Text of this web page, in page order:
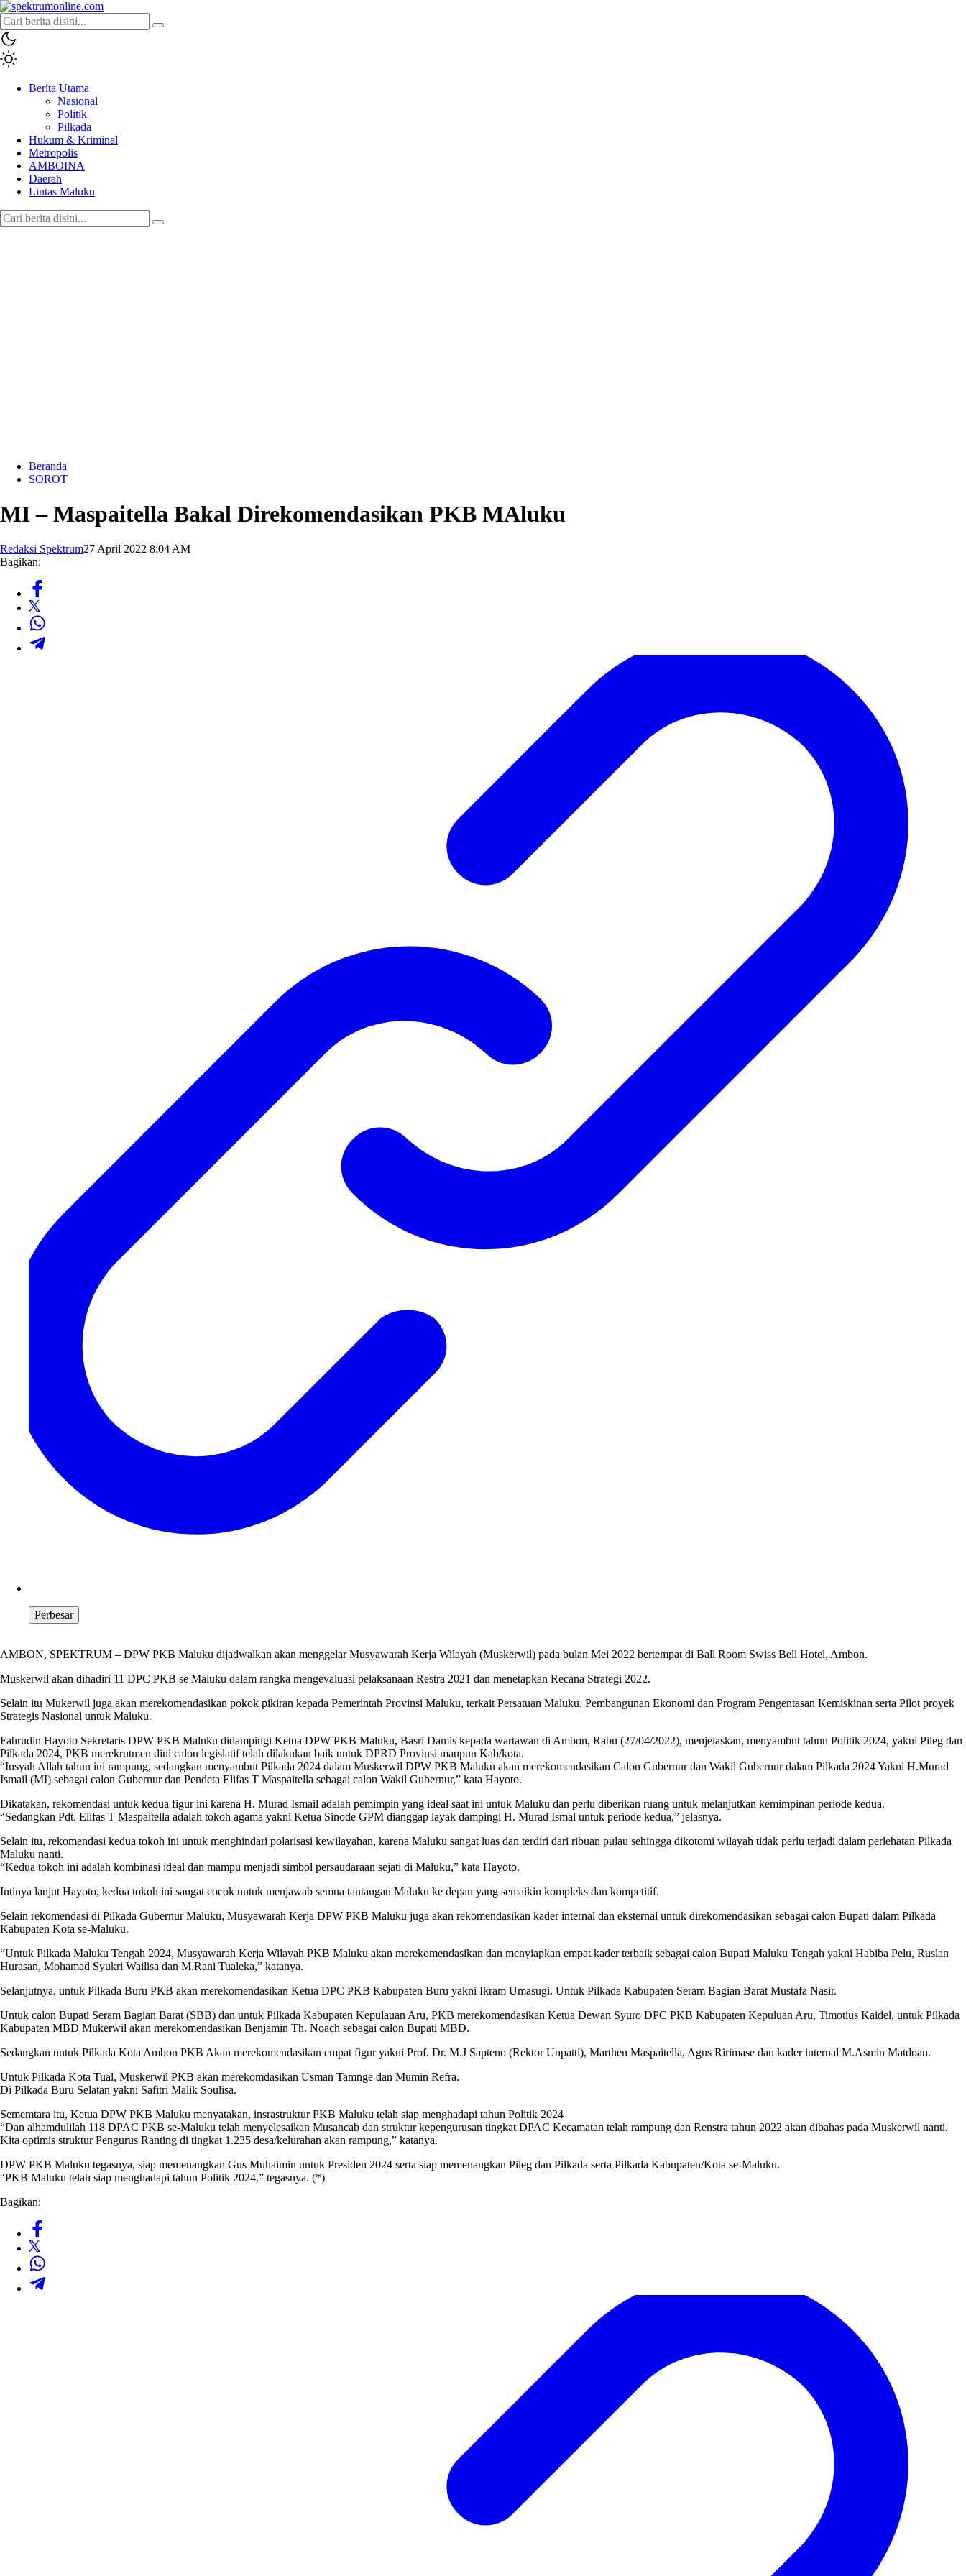
spektrumonline.com
Berita Utama
Nasional
Politik
Pilkada
Hukum & Kriminal
Metropolis
AMBOINA
Daerah
Lintas Maluku
Beranda
SOROT
MI – Maspaitella Bakal Direkomendasikan PKB MAluku
Redaksi Spektrum27 April 2022 8:04 AM
Bagikan:
Perbesar
AMBON, SPEKTRUM – DPW PKB Maluku dijadwalkan akan menggelar Musyawarah Kerja Wilayah (Muskerwil) pada bulan Mei 2022 bertempat di Ball Room Swiss Bell Hotel, Ambon.
Muskerwil akan dihadiri 11 DPC PKB se Maluku dalam rangka mengevaluasi pelaksanaan Restra 2021 dan menetapkan Recana Strategi 2022.
Selain itu Mukerwil juga akan merekomendasikan pokok pikiran kepada Pemerintah Provinsi Maluku, terkait Persatuan Maluku, Pembangunan Ekonomi dan Program Pengentasan Kemiskinan serta Pilot proyek
Strategis Nasional untuk Maluku.
Fahrudin Hayoto Sekretaris DPW PKB Maluku didampingi Ketua DPW PKB Maluku, Basri Damis kepada wartawan di Ambon, Rabu (27/04/2022), menjelaskan, menyambut tahun Politik 2024, yakni Pileg dan
Pilkada 2024, PKB merekrutmen dini calon legislatif telah dilakukan baik untuk DPRD Provinsi maupun Kab/kota.
“Insyah Allah tahun ini rampung, sedangkan menyambut Pilkada 2024 dalam Muskerwil DPW PKB Maluku akan merekomendasikan Calon Gubernur dan Wakil Gubernur dalam Pilkada 2024 Yakni H.Murad
Ismail (MI) sebagai calon Gubernur dan Pendeta Elifas T Maspaitella sebagai calon Wakil Gubernur,” kata Hayoto.
Dikatakan, rekomendasi untuk kedua figur ini karena H. Murad Ismail adalah pemimpin yang ideal saat ini untuk Maluku dan perlu diberikan ruang untuk melanjutkan kemimpinan periode kedua.
“Sedangkan Pdt. Elifas T Maspaitella adalah tokoh agama yakni Ketua Sinode GPM dianggap layak dampingi H. Murad Ismal untuk periode kedua,” jelasnya.
Selain itu, rekomendasi kedua tokoh ini untuk menghindari polarisasi kewilayahan, karena Maluku sangat luas dan terdiri dari ribuan pulau sehingga dikotomi wilayah tidak perlu terjadi dalam perlehatan Pilkada
Maluku nanti.
“Kedua tokoh ini adalah kombinasi ideal dan mampu menjadi simbol persaudaraan sejati di Maluku,” kata Hayoto.
Intinya lanjut Hayoto, kedua tokoh ini sangat cocok untuk menjawab semua tantangan Maluku ke depan yang semaikin kompleks dan kompetitif.
Selain rekomendasi di Pilkada Gubernur Maluku, Musyawarah Kerja DPW PKB Maluku juga akan rekomendasikan kader internal dan eksternal untuk direkomendasikan sebagai calon Bupati dalam Pilkada
Kabupaten Kota se-Maluku.
“Untuk Pilkada Maluku Tengah 2024, Musyawarah Kerja Wilayah PKB Maluku akan merekomendasikan dan menyiapkan empat kader terbaik sebagai calon Bupati Maluku Tengah yakni Habiba Pelu, Ruslan
Hurasan, Mohamad Syukri Wailisa dan M.Rani Tualeka,” katanya.
Selanjutnya, untuk Pilkada Buru PKB akan merekomendasikan Ketua DPC PKB Kabupaten Buru yakni Ikram Umasugi. Untuk Pilkada Kabupaten Seram Bagian Barat Mustafa Nasir.
Untuk calon Bupati Seram Bagian Barat (SBB) dan untuk Pilkada Kabupaten Kepulauan Aru, PKB merekomendasikan Ketua Dewan Syuro DPC PKB Kabupaten Kepuluan Aru, Timotius Kaidel, untuk Pilkada
Kabupaten MBD Mukerwil akan merekomendasikan Benjamin Th. Noach sebagai calon Bupati MBD.
Sedangkan untuk Pilkada Kota Ambon PKB Akan merekomendasikan empat figur yakni Prof. Dr. M.J Sapteno (Rektor Unpatti), Marthen Maspaitella, Agus Ririmase dan kader internal M.Asmin Matdoan.
Untuk Pilkada Kota Tual, Muskerwil PKB akan merekomdasikan Usman Tamnge dan Mumin Refra.
Di Pilkada Buru Selatan yakni Safitri Malik Soulisa.
Sememtara itu, Ketua DPW PKB Maluku menyatakan, insrastruktur PKB Maluku telah siap menghadapi tahun Politik 2024
“Dan alhamdulilah 118 DPAC PKB se-Maluku telah menyelesaikan Musancab dan struktur kepengurusan tingkat DPAC Kecamatan telah rampung dan Renstra tahun 2022 akan dibahas pada Muskerwil nanti.
Kita optimis struktur Pengurus Ranting di tingkat 1.235 desa/kelurahan akan rampung,” katanya.
DPW PKB Maluku tegasnya, siap memenangkan Gus Muhaimin untuk Presiden 2024 serta siap memenangkan Pileg dan Pilkada serta Pilkada Kabupaten/Kota se-Maluku.
“PKB Maluku telah siap menghadapi tahun Politik 2024,” tegasnya. (*)
Bagikan: